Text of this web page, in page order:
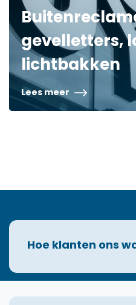
gevelletters,
lichtbakken
Lees meer
Hoe klanten ons